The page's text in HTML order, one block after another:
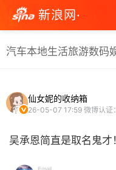
新浪网·
汽车本地生活旅游数码
仙女妮的收纳箱
26-05-07 17:59 微博认证
吴承恩简直是取名鬼才